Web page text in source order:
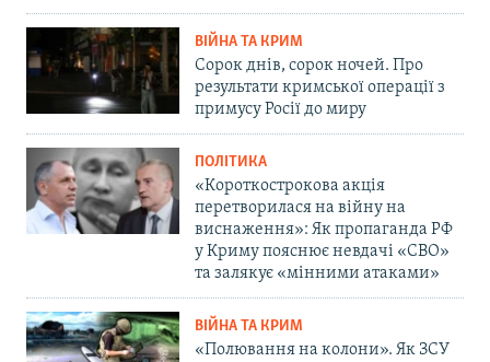
ВІЙНА ТА КРИМ
Сорок днів, сорок ночей. Про
результати кримської операції з
примусу Росії до миру
ПОЛІТИКА
«Короткострокова акція
перетворилася на війну на
виснаження»: Як пропаганда РФ
у Криму пояснює невдачі «СВО»
та залякує «мінними атаками»
ВІЙНА ТА КРИМ
«Полювання на колони». Як ЗСУ